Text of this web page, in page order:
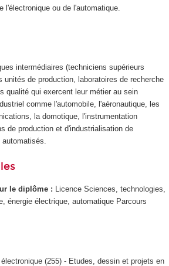
l'électronique ou de l'automatique.
intermédiaires (techniciens supérieurs
unités de production, laboratoires de recherche
qualité qui exercent leur métier au sein
comme l'automobile, l'aéronautique, les
la domotique, l'instrumentation
de production et d'industrialisation de
le diplôme : Licence Sciences, technologies,
énergie électrique, automatique Parcours
(255) - Etudes, dessin et projets en